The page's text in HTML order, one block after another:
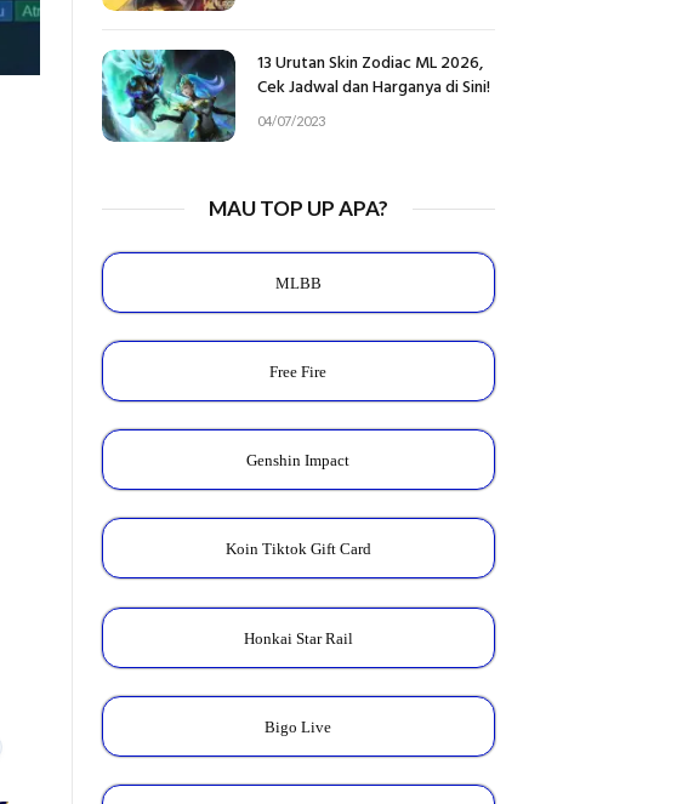
13 Urutan Skin Zodiac ML 2026,
Cek Jadwal dan Harganya di Sini!
04/07/2023
MAU TOP UP APA?
MLBB
Free Fire
Genshin Impact
Koin Tiktok Gift Card
Honkai Star Rail
Bigo Live